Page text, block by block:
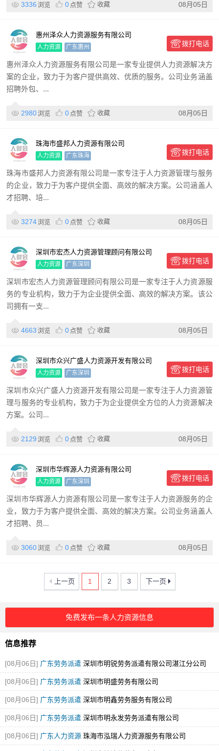
3336 浏览 0 点赞 收藏 08月05日
惠州泽众人力资源服务有限公司
人力资源 广东惠州 拨打电话
惠州泽众人力资源服务有限公司是一家专业提供人力资源解决方
案的企业，致力于为客户提供高效、优质的服务。公司业务涵盖
招聘外包、...
2980浏览 0 点赞 收藏 08月05日
珠海市盛邦人力资源有限公司
人力资源 广东珠海 拨打电话
珠海市盛邦人力资源有限公司是一家专注于人力资源管理与服务
的企业，致力于为客户提供全面、高效的解决方案。公司涵盖人
才招聘、培...
3274浏览 0 点赞 收藏 08月05日
深圳市宏杰人力资源管理顾问有限公司
人力资源 广东深圳 拨打电话
深圳市宏杰人力资源管理顾问有限公司是一家专注于人力资源服
务的专业机构，致力于为企业提供全面、高效的解决方案。该公
司拥有一支...
4663 浏览 0 点赞 收藏 08月05日
深圳市众兴广盛人力资源开发有限公司
人力资源 广东深圳 拨打电话
深圳市众兴广盛人力资源开发有限公司是一家专注于人力资源管
理与服务的专业机构，致力于为企业提供全方位的人力资源解决
方案。公司...
2129 浏览 0 点赞 收藏 08月05日
深圳市华辉源人力资源有限公司
人力资源 广东深圳 拨打电话
深圳市华辉源人力资源有限公司是一家专注于人力资源服务的企
业，致力于为客户提供全面、高效的解决方案。公司业务涵盖人
才招聘、员...
3060浏览 0 点赞 收藏 08月05日
上一页 1 2 3 下一页
免费发布一条人力资源信息
信息推荐
[08月06日] 广东劳务派遣 深圳市明锐劳务派遣有限公司湛江分公司
[08月06日] 广东劳务派遣 深圳市明盛劳务有限公司
[08月06日] 广东劳务派遣 深圳市明鑫劳务服务有限公司
[08月06日] 广东劳务派遣 深圳市明永发劳务派遣有限公司
[08月06日] 广东人力资源 珠海市泓瑞人力资源服务有限公司